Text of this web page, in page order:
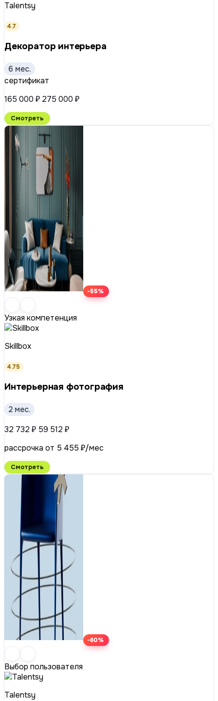
Talentsy
4.7
Декоратор интерьера
6 мес.
сертификат
165 000 ₽ 275 000 ₽
Смотреть
-55%
Узкая компетенция
Skillbox
4.75
Интерьерная фотография
2 мес.
32 732 ₽ 59 512 ₽
рассрочка от 5 455 ₽/мес
Смотреть
-60%
Выбор пользователя
Talentsy